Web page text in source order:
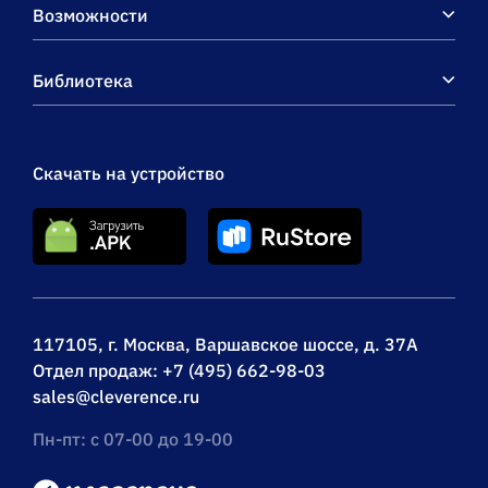
117105, г. Москва, Варшавское шоссе, д. 37А
Отдел продаж: +7 (495) 662-98-03
sales@cleverence.ru
Пн-пт: с 07-00 до 19-00
Скачать на устройство
Возможности
Библиотека